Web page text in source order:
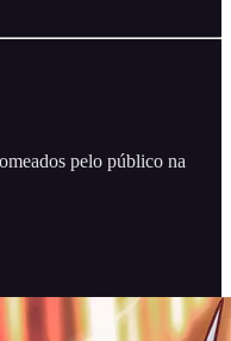
pelo público na